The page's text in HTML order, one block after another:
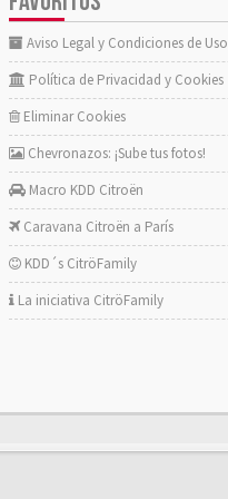
Aviso Legal y Condiciones de Uso
Política de Privacidad y Cookies
Eliminar Cookies
Chevronazos: ¡Sube tus fotos!
Macro KDD Citroën
Caravana Citroën a París
KDD´s CitröFamily
La iniciativa CitröFamily